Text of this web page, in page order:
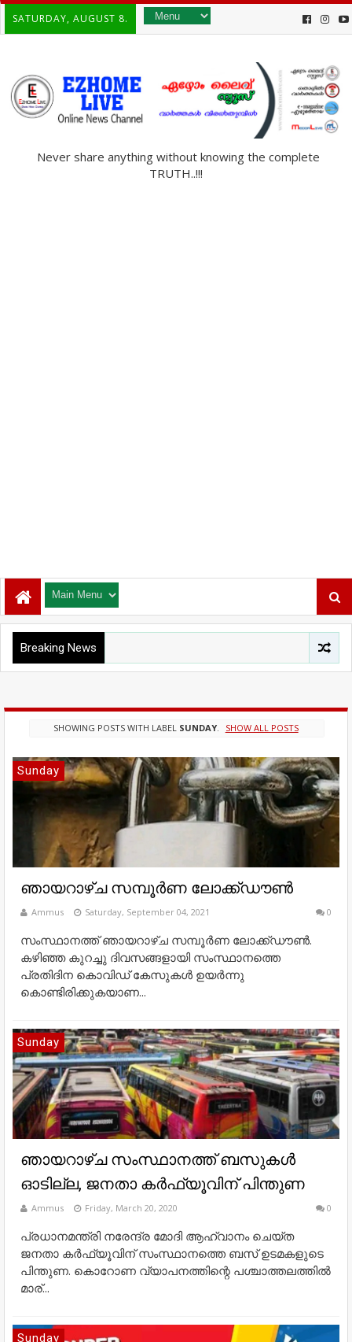
SATURDAY, AUGUST 8.
Never share anything without knowing the complete
TRUTH..!!!
Breaking News
SHOWING POSTS WITH LABEL SUNDAY SHOW ALL POSTS
Sunday
ഞായറാഴ്ച സമ്പൂർണ ലോക്ക്ഡൗൺ
Ammus Saturday, September 04, 2021 0
സംസ്ഥാനത്ത് ഞായറാഴ്ച സമ്പൂർണ ലോക്ക്ഡൗൺ.
കഴിഞ്ഞ കുറച്ചു ദിവസങ്ങളായി സംസ്ഥാനത്തെ
പ്രതിദിന കൊവിഡ് കേസുകൾ ഉയർന്നു
കൊണ്ടിരിക്കുകയാണ...
Sunday
ഞായറാഴ്ച സംസ്ഥാനത്ത് ബസുകള്‍
ഓടില്ല, ജനതാ കര്‍ഫ്യൂവിന് പിന്തുണ
Ammus Friday, March 20, 2020 0
പ്രധാനമന്ത്രി നരേന്ദ്ര മോദി ആഹ്വാനം ചെയ്ത
ജനതാ കര്‍ഫ്യൂവിന് സംസ്ഥാനത്തെ ബസ് ഉടമകളുടെ
പിന്തുണ. കൊറോണ വ്യാപനത്തിന്റെ പശ്ചാത്തലത്തില്‍
മാര്...
Sunday